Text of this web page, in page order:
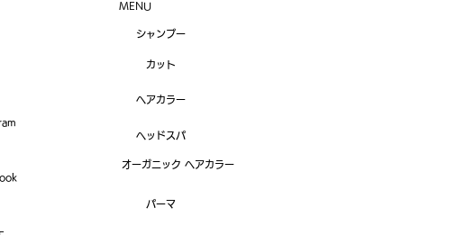
MENU
シャンプー
カット
ヘアカラー
ヘッドスパ
オーガニック ヘアカラー
パーマ